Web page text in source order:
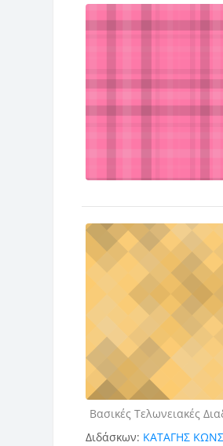
Κατηγορία μαθήματος
Βασικές Τελωνειακές
Διδάσκων: ΚΑΤΑΓΗΣ